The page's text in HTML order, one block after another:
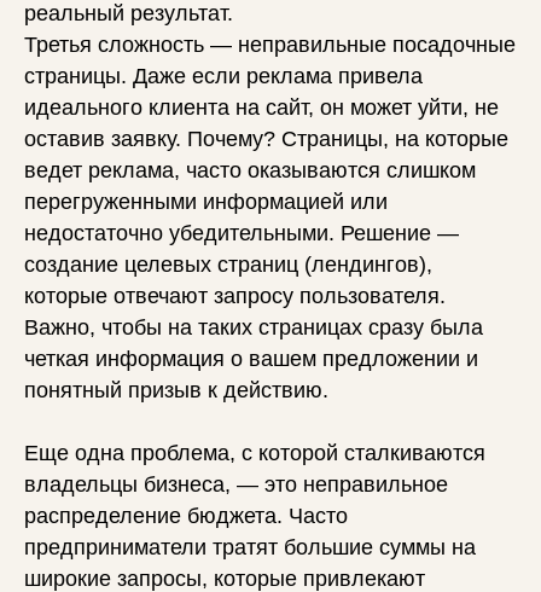
реальный результат.
Третья сложность — неправильные посадочные
страницы. Даже если реклама привела
идеального клиента на сайт, он может уйти, не
оставив заявку. Почему? Страницы, на которые
ведет реклама, часто оказываются слишком
перегруженными информацией или
недостаточно убедительными. Решение —
создание целевых страниц (лендингов),
которые отвечают запросу пользователя.
Важно, чтобы на таких страницах сразу была
четкая информация о вашем предложении и
понятный призыв к действию.
Еще одна проблема, с которой сталкиваются
владельцы бизнеса, — это неправильное
распределение бюджета. Часто
предприниматели тратят большие суммы на
широкие запросы, которые привлекают